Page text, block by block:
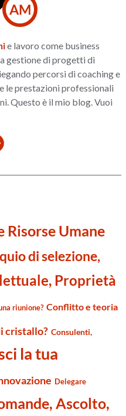
AM
e lavoro come business
gestione di progetti di
percorsi di coaching e
le prestazioni professionali
Questo è il mio blog. Vuoi
Risorse Umane
di selezione,
Proprietà
riunione? Conflitto e teoria
cristallo? Consulenti,
la tua
Delegare
Ascolto,